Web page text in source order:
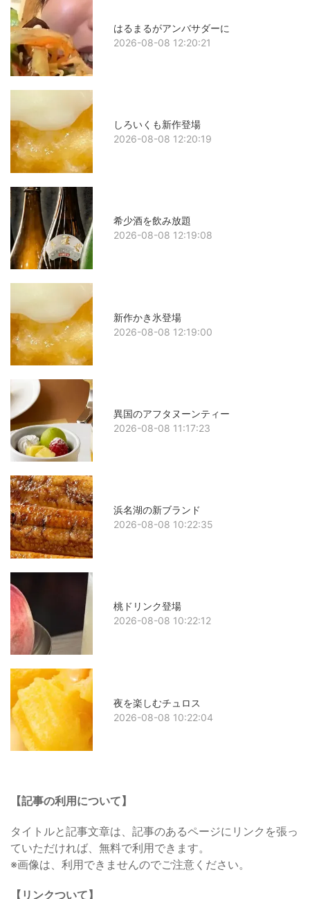
はるまるがアンバサダーに
2026-08-08 12:20:21
しろいくも新作登場
2026-08-08 12:20:19
希少酒を飲み放題
2026-08-08 12:19:08
新作かき氷登場
2026-08-08 12:19:00
異国のアフタヌーンティー
2026-08-08 11:17:23
浜名湖の新ブランド
2026-08-08 10:22:35
桃ドリンク登場
2026-08-08 10:22:12
夜を楽しむチュロス
2026-08-08 10:22:04
【記事の利用について】
タイトルと記事文章は、記事のあるページにリンクを張っ
ていただければ、無料で利用できます。
※画像は、利用できませんのでご注意ください。
【リンクついて】